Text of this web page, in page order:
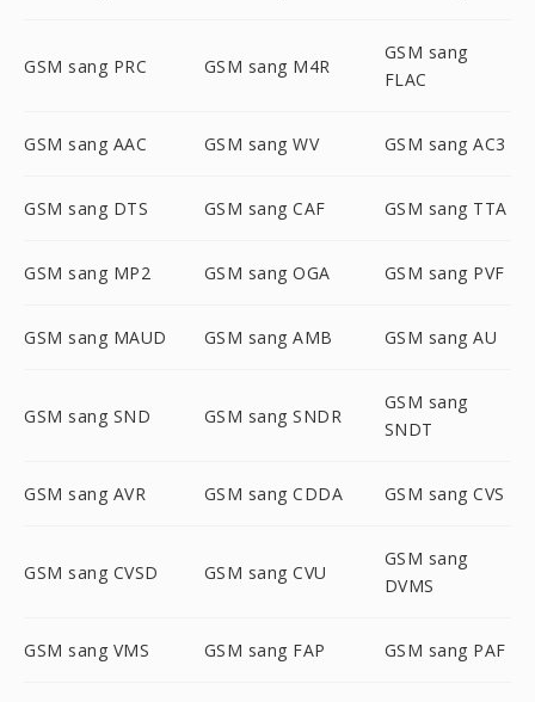
GSM sang PRC GSM sang M4R
GSM sang
FLAC
GSM sang AAC GSM sang WV GSM sang AC3
GSM sang DTS GSM sang CAF GSM sang TTA
GSM sang MP2 GSM sang OGA GSM sang PVF
GSM sang MAUD GSM sang AMB GSM sang AU
GSM sang SND GSM sang SNDR
GSM sang
SNDT
GSM sang AVR GSM sang CDDA GSM sang CVS
GSM sang CVSD GSM sang CVU
GSM sang
DVMS
GSM sang VMS GSM sang FAP GSM sang PAF